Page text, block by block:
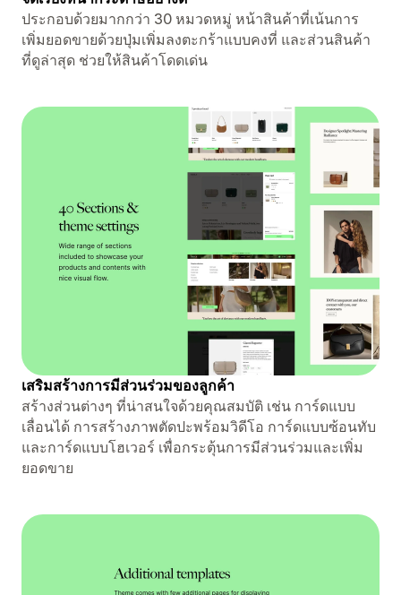
ประกอบด้วยมากกว่า 30 หมวดหมู่ หน้าสินค้าที่เน้นการ
เพิ่มยอดขายด้วยปุ่มเพิ่มลงตะกร้าแบบคงที่ และส่วนสินค้า
ที่ดูล่าสุด ช่วยให้สินค้าโดดเด่น
เสริมสร้างการมีส่วนร่วมของลูกค้า
สร้างส่วนต่างๆ ที่น่าสนใจด้วยคุณสมบัติ เช่น การ์ดแบบ
เลื่อนได้ การสร้างภาพตัดปะพร้อมวิดีโอ การ์ดแบบซ้อนทับ
และการ์ดแบบโฮเวอร์ เพื่อกระตุ้นการมีส่วนร่วมและเพิ่ม
ยอดขาย